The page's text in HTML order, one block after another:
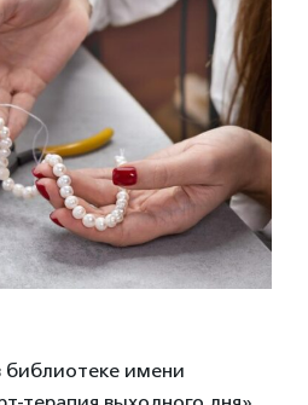
библиотеке имени